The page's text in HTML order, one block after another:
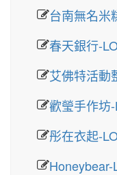
台南無名米
春天銀行-
艾佛特活動
歡瑩手作坊
彤在衣起-